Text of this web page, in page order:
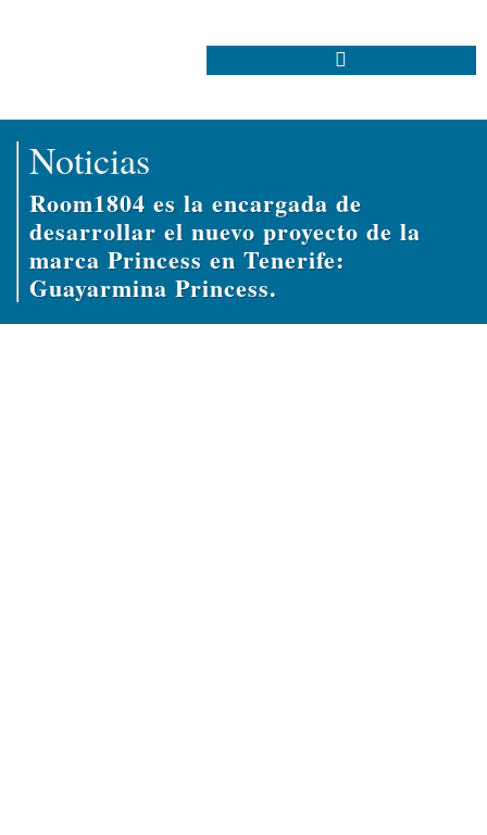
Noticias
Room1804 es la encargada de
desarrollar el nuevo proyecto de la
marca Princess en Tenerife:
Guayarmina Princess.